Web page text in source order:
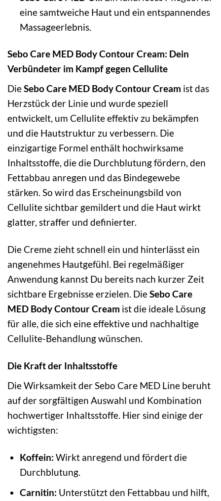
eine samtweiche Haut und ein entspannendes
Massageerlebnis.
Sebo Care MED Body Contour Cream: Dein
Verbündeter im Kampf gegen Cellulite
DieSebo Care MED Body Contour Cream ist das
Herzstück der Linie und wurde speziell
entwickelt, um Cellulite effektiv zu bekämpfen
und die Hautstruktur zu verbessern. Die
einzigartige Formel enthält hochwirksame
Inhaltsstoffe, die die Durchblutung fördern, den
Fettabbau anregen und das Bindegewebe
stärken. So wird das Erscheinungsbild von
Cellulite sichtbar gemildert und die Haut wirkt
glatter, straffer und definierter.
Die Creme zieht schnell ein und hinterlässt ein
angenehmes Hautgefühl. Bei regelmäßiger
Anwendung kannst Du bereits nach kurzer Zeit
sichtbare Ergebnisse erzielen. DieSebo Care
MED Body Contour Cream ist die ideale Lösung
für alle, die sich eine effektive und nachhaltige
Cellulite-Behandlung wünschen.
Die Kraft der Inhaltsstoffe
Die Wirksamkeit der Sebo Care MED Line beruht
auf der sorgfältigen Auswahl und Kombination
hochwertiger Inhaltsstoffe. Hier sind einige der
wichtigsten:
Koffein: Wirkt anregend und fördert die
Durchblutung.
Carnitin: Unterstützt den Fettabbau und hilft,